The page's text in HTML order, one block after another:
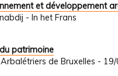
et développement
- In het Frans
patrimoine
de Bruxelles -